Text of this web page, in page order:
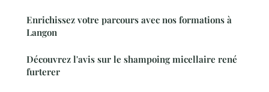
Enrichissez votre parcours avec nos formations à
Langon
Découvrez l'avis sur le shampoing micellaire rené
furterer